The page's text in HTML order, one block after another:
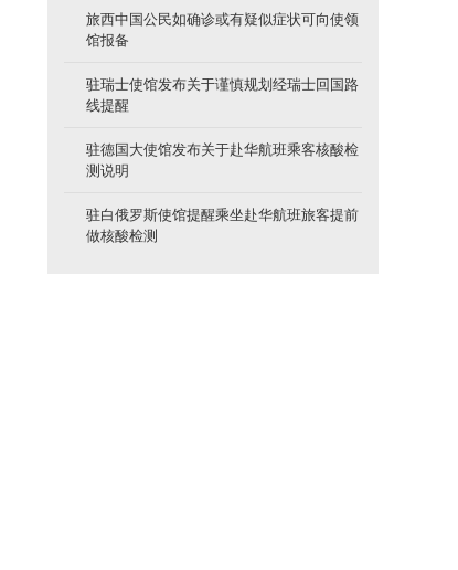
旅西中国公民如确诊或有疑似症状可向使领
馆报备
驻瑞士使馆发布关于谨慎规划经瑞士回国路
线提醒
驻德国大使馆发布关于赴华航班乘客核酸检
测说明
驻白俄罗斯使馆提醒乘坐赴华航班旅客提前
做核酸检测